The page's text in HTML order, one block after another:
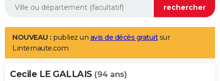
Aménagement intérieur
LIFESTYLE
Art de vivre
Bien-être
Loisirs
Mode
Modes de vie
Alimentation
Guide de la santé
Maladies
Médicaments
Sommeil
VOYAGE
NOUVEAU : publiez un avis de décès gratuitsur
Linternaute.com
Cecile LE GALLAIS (94 ans)